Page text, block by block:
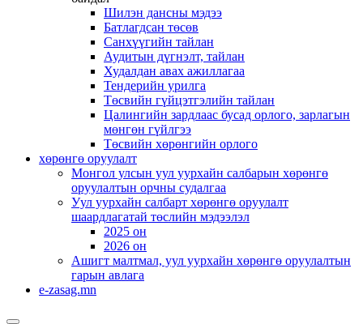
Шилэн дансны мэдээ
Батлагдсан төсөв
Санхүүгийн тайлан
Аудитын дүгнэлт, тайлан
Худалдан авах ажиллагаа
Тендерийн урилга
Төсвийн гүйцэтгэлийн тайлан
Цалингийн зардлаас бусад орлого, зарлагын
мөнгөн гүйлгээ
Төсвийн хөрөнгийн орлого
хөрөнгө оруулалт
Монгол улсын уул уурхайн салбарын хөрөнгө
оруулалтын орчны судалгаа
Уул уурхайн салбарт хөрөнгө оруулалт
шаардлагатай төслийн мэдээлэл
2025 он
2026 он
Ашигт малтмал, уул уурхайн хөрөнгө оруулалтын
гарын авлага
e-zasag.mn